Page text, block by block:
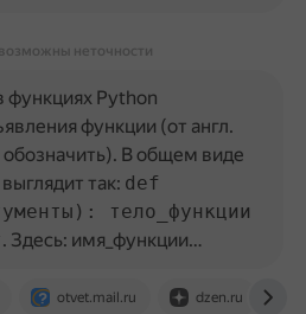
возможны неточности
otvet.mail.ru dzen.ru
функциях Python
функции (от англ.
В общем виде
так: def
тело_функции
. Здесь: имя_функции…